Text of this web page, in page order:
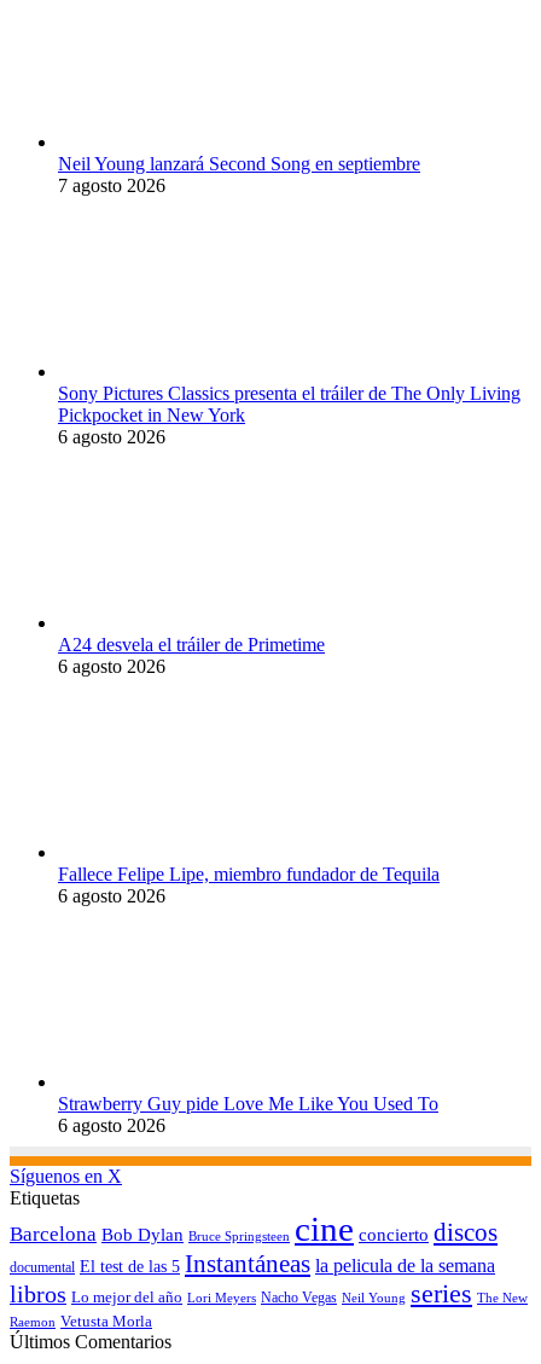
Neil Young lanzará Second Song en septiembre
7 agosto 2026
Sony Pictures Classics presenta el tráiler de The Only Living
Pickpocket in New York
6 agosto 2026
A24 desvela el tráiler de Primetime
6 agosto 2026
Fallece Felipe Lipe, miembro fundador de Tequila
6 agosto 2026
Strawberry Guy pide Love Me Like You Used To
6 agosto 2026
Síguenos en X
Etiquetas
Barcelona Bob Dylan Bruce Springsteen cine concierto discos
documental El test de las 5 Instantáneas la pelicula de la semana
libros Lo mejor del año Lori Meyers Nacho Vegas Neil Young series The New
Raemon Vetusta Morla
Últimos Comentarios